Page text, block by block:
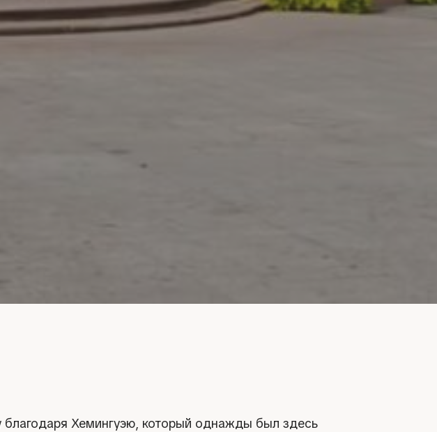
благодаря Хемингуэю, который однажды был здесь